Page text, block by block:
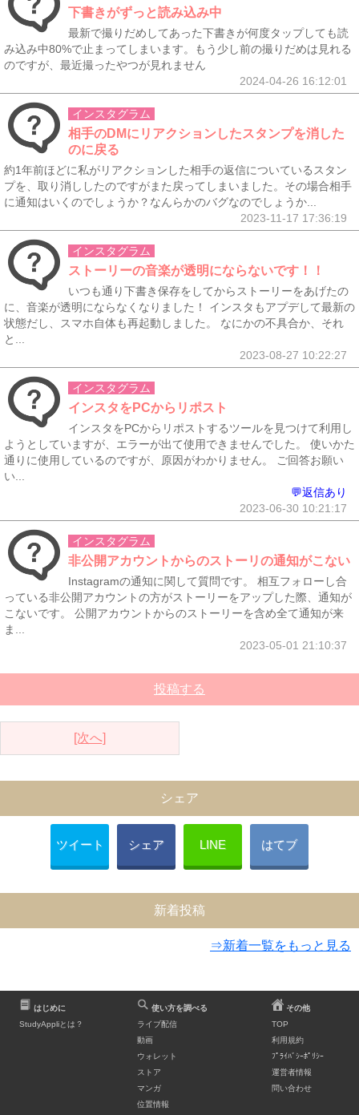
下書きがずっと読み込み中
最新で撮りだめしてあった下書きが何度タップしても読
み込み中80%で止まってしまいます。もう少し前の撮りだめは見れる
のですが、最近撮ったやつが見れません
2024-04-26 16:12:01
インスタグラム
相手のDMにリアクションしたスタンプを消した
のに戻る
約1年前ほどに私がリアクションした相手の返信についているスタン
プを、取り消ししたのですがまた戻ってしまいました。その場合相手
に通知はいくのでしょうか？なんらかのバグなのでしょうか...
2023-11-17 17:36:19
インスタグラム
ストーリーの音楽が透明にならないです！！
いつも通り下書き保存をしてからストーリーをあげたの
に、音楽が透明にならなくなりました！ インスタもアプデして最新の
状態だし、スマホ自体も再起動しました。 なにかの不具合か、それ
と...
2023-08-27 10:22:27
インスタグラム
インスタをPCからリポスト
インスタをPCからリポストするツールを見つけて利用し
ようとしていますが、エラーが出て使用できませんでした。 使いかた
通りに使用しているのですが、原因がわかりません。 ご回答お願い
い...
💬返信あり
2023-06-30 10:21:17
インスタグラム
非公開アカウントからのストーリの通知がこない
Instagramの通知に関して質問です。 相互フォローし合
っている非公開アカウントの方がストーリーをアップした際、通知が
こないです。 公開アカウントからのストーリーを含め全て通知が来
ま...
2023-05-01 21:10:37
投稿する
[次へ]
シェア
ツイート シェア LINE はてブ
新着投稿
⇒新着一覧をもっと見る
はじめに
StudyAppliとは？
使い方を調べる
ライブ配信
動画
ウォレット
ストア
マンガ
位置情報
その他
TOP
利用規約
ﾌﾟﾗｲﾊﾞｼｰﾎﾟﾘｼｰ
運営者情報
問い合わせ